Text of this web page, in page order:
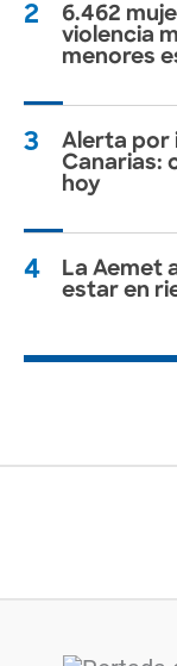
2
6.462
violencia
menores
3
Alerta por
Canarias:
hoy
4
La Aemet
estar en